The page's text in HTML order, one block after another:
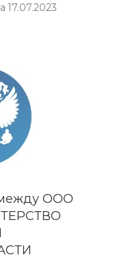
17.07.2023
между ООО